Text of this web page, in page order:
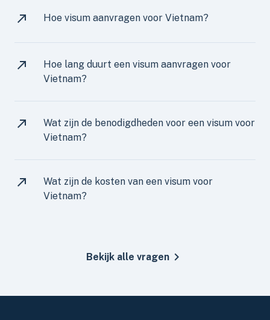
Hoe visum aanvragen voor Vietnam?
Hoe lang duurt een visum aanvragen voor
Vietnam?
Wat zijn de benodigdheden voor een visum voor
Vietnam?
Wat zijn de kosten van een visum voor
Vietnam?
Bekijk alle vragen